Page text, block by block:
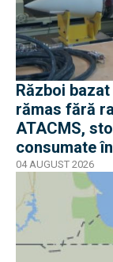
Război
rămas fără
ATACMS,
consumate
jumătate
04 AUGUST 2026